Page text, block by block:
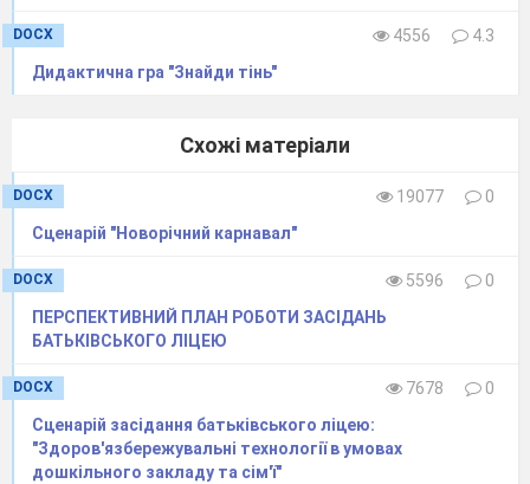
DOCX 4556
4.3
Дидактична гра "Знайди тінь"
Схожі матеріали
DOCX 19077
0
Сценарій "Новорічний карнавал"
DOCX 5596
0
ПЕРСПЕКТИВНИЙ ПЛАН РОБОТИ ЗАСІДАНЬ
БАТЬКІВСЬКОГО ЛІЦЕЮ
DOCX 7678
0
Сценарій засідання батьківського ліцею:
"Здоров'язбережувальні технології в умовах
дошкільного закладу та сім'ї"